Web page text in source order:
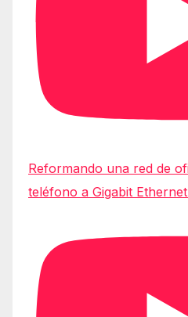
Reformando una red de
teléfono a Gigabit